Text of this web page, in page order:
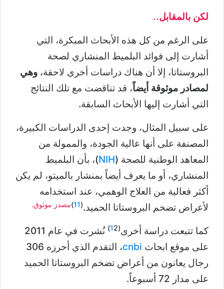
لكن بالمقابل..
على الرغم من كل هذه الأبحاث المبكرة، التي
أشارت إلى فوائد البلميط المنشاري لصحة
البروستاتا، إلا أن هناك دراسات أخرى لاحقة، وهي
لمصادر موثوقة أيضاً، قد تناقضت مع تلك النتائج
التي أشارت إليها الأبحاث السابقة.
على سبيل المثال، وجدت إحدى الدراسات الكبيرة،
المصنفة على أنها عالية الجودة، والممولة من
المعاهد الوطنية للصحة (NIH)، بأن البلميط
المنشاري، أو ما يعرف أيضاً بمنشار بالميتو، لم يكن
أكثر فعالية من العلاج الوهمي، عند استخدامه
لأعراض تضخم البروستاتا الحميد.(
11
)مصدر موثوق.
كما تتبعت دراسة أخرى(
12)
نُشرت في عام 2011
على موقع ابحاث cnbi
، التقدم الذي أحرزه 306
رجال يعانون من أعراض تضخم البروستاتا الحميد
على مدار 72 أسبوعاً.